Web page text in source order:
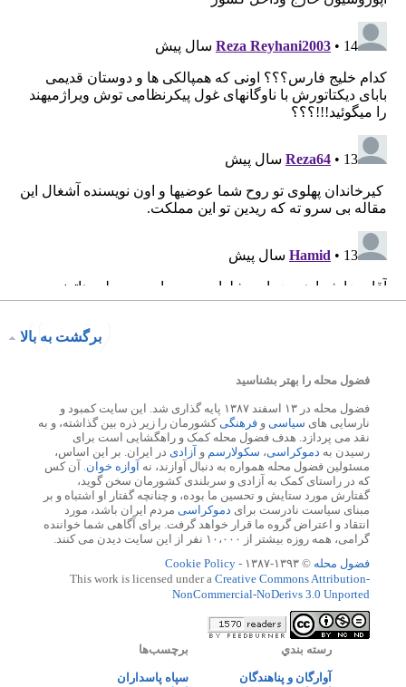
برگشت به بالا
فضول محله را بهتر بشناسید
فضول محله در ۱۳ اسفند ۱۳۸۷ پایه گذاری شد. این سایت کمبود و
نارسایی های سیاسی و فرهنگیکشورمان را زیر ذره بین گذاشته، و به
نقد می پردازد. هدف فضول محله کمک و راهگشایی است برای
رسیدن به دموکراسی، سکولارسم و آزادی در ایران. بر این اساس،
مسئولین فضول محله همواره به دنبال آوازند، نه آوازه خوان. آن کس
که در راستای کمک به آزادی و سربلندی کشورمان سخن گوید،
گفتارش مورد ستایش و تحسین ما بوده، و چنانچه گفتار او اشتباه و بر
مبنای سیاست نادرست برای دموکراسی مردم ایران باشد، مورد
انتقاد و اعتراض گروه ما قرار خواهد گرفت. برای آگاهی شما خواننده
گرامی، همه روزه بیشتر از ۱۰،۰۰۰ نفر از این سایت دیدن می کنند.
فضول محله © ۱۳۹۳-۱۳۸۷ -
Cookie Policy
This work is licensed under a Creative Commons Attribution-
NonCommercial-NoDerivs 3.0 Unported
رسته بندي
آوارگان و پناهندگان
برچسب‌ها
سپاه پاسداران